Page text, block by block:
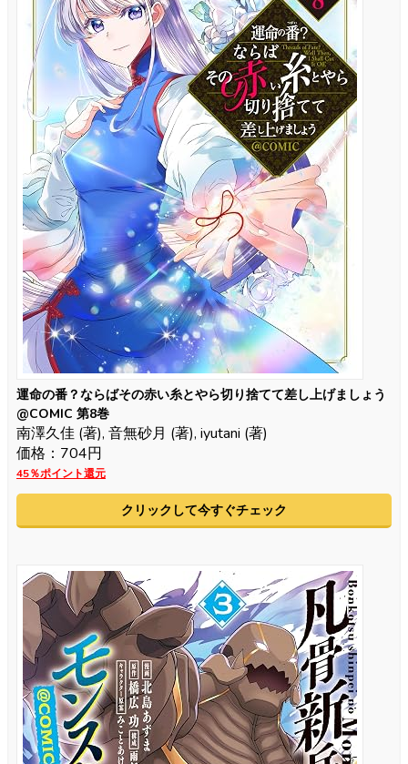
運命の番？ならばその赤い糸とやら切り捨てて差し上げましょう
@COMIC 第8巻
南澤久佳 (著), 音無砂月 (著), iyutani (著)
価格：704円
45％ポイント還元
クリックして今すぐチェック